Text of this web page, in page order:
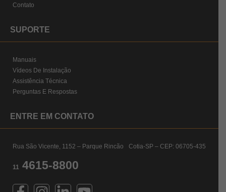
Contato
SUPORTE
Manuais
Vídeos De Instalação
Assistência Técnica
Perguntas E Respostas
ENTRE EM CONTATO
Rua São Vicente, 1152 – Parque Rincão Cotia-SP – CEP: 06705-435
11 4615-8800